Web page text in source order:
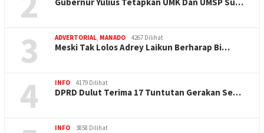
Gubernur Yulius Tetapkan UMK Dan UMSP Su…
3 ADVERTORIAL, MANADO 4267 Dilihat
Meski Tak Lolos Adrey Laikun Berharap Bi…
4 INFO 4179 Dilihat
DPRD Dulut Terima 17 Tuntutan Gerakan Se…
INFO 3858 Dilihat